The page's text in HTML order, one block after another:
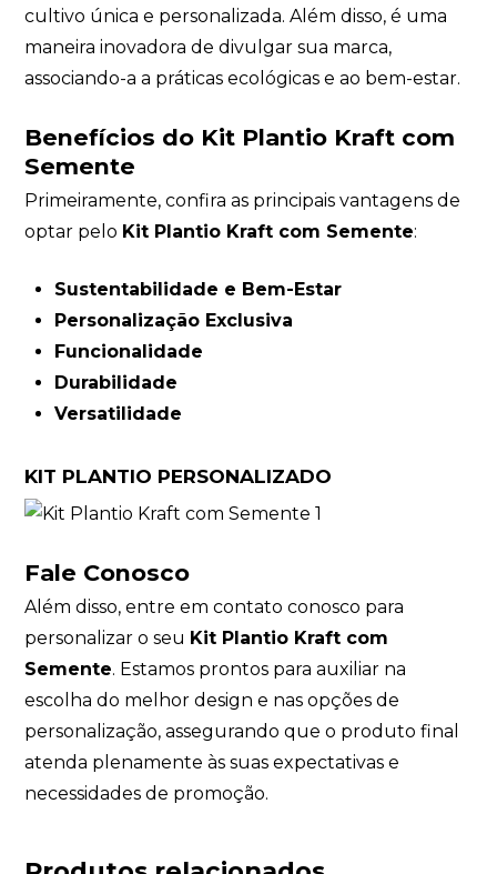
cultivo única e personalizada. Além disso, é uma
maneira inovadora de divulgar sua marca,
associando-a a práticas ecológicas e ao bem-estar.
Benefícios do Kit Plantio Kraft com
Semente
Primeiramente, confira as principais vantagens de
optar pelo Kit Plantio Kraft com Semente:
Sustentabilidade e Bem-Estar
Personalização Exclusiva
Funcionalidade
Durabilidade
Versatilidade
KIT PLANTIO PERSONALIZADO
Fale Conosco
Além disso,entre em contato conosco para
personalizar o seu Kit Plantio Kraft com
Semente. Estamos prontos para auxiliar na
escolha do melhor design e nas opções de
personalização, assegurando que o produto final
atenda plenamente às suas expectativas e
necessidades de promoção.